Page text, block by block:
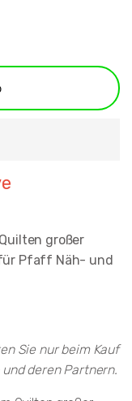
großer
Pfaff Näh- und
Sie nur beim Kauf
deren Partnern.